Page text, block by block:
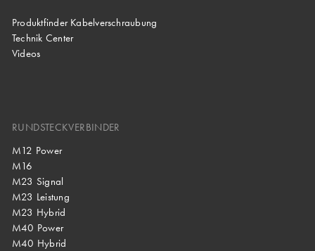
Produktfinder Kabelverschraubung
Technik Center
Videos
RUNDSTECKVERBINDER
M12 Power
M16
M23 Signal
M23 Leistung
M23 Hybrid
M40 Power
M40 Hybrid